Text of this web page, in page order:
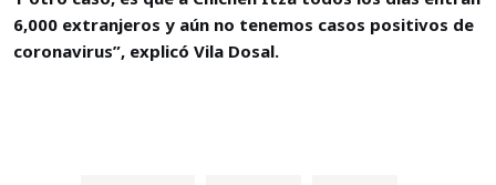
6,000 extranjeros y aún no tenemos casos positivos de
coronavirus”, explicó Vila Dosal.